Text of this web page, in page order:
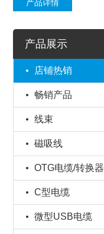
产品详情
产品展示
店铺热销
畅销产品
线束
磁吸线
OTG电缆/转换器
C型电缆
微型USB电缆